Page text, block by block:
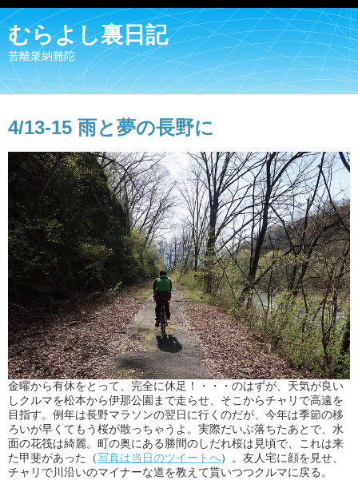
むらよし裏日記
苦離衆納難陀
4/13-15 雨と夢の長野に
金曜から有休をとって、完全に休足！・・・のはずが、天気が良い
しクルマを松本から伊那公園まで走らせ、そこからチャリで高遠を
目指す。例年は長野マラソンの翌日に行くのだが、今年は季節の移
ろいが早くてもう桜が散っちゃうよ。実際だいぶ落ちたあとで、水
面の花筏は綺麗。町の奥にある勝間のしだれ桜は見頃で、これは来
た甲斐があった（写真は当日のツイートへ）。友人宅に顔を見せ、
チャリで川沿いのマイナーな道を教えて貰いつつクルマに戻る。